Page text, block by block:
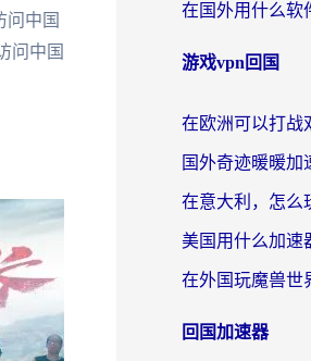
问中国
问中国
游戏vpn回国
回国加速器